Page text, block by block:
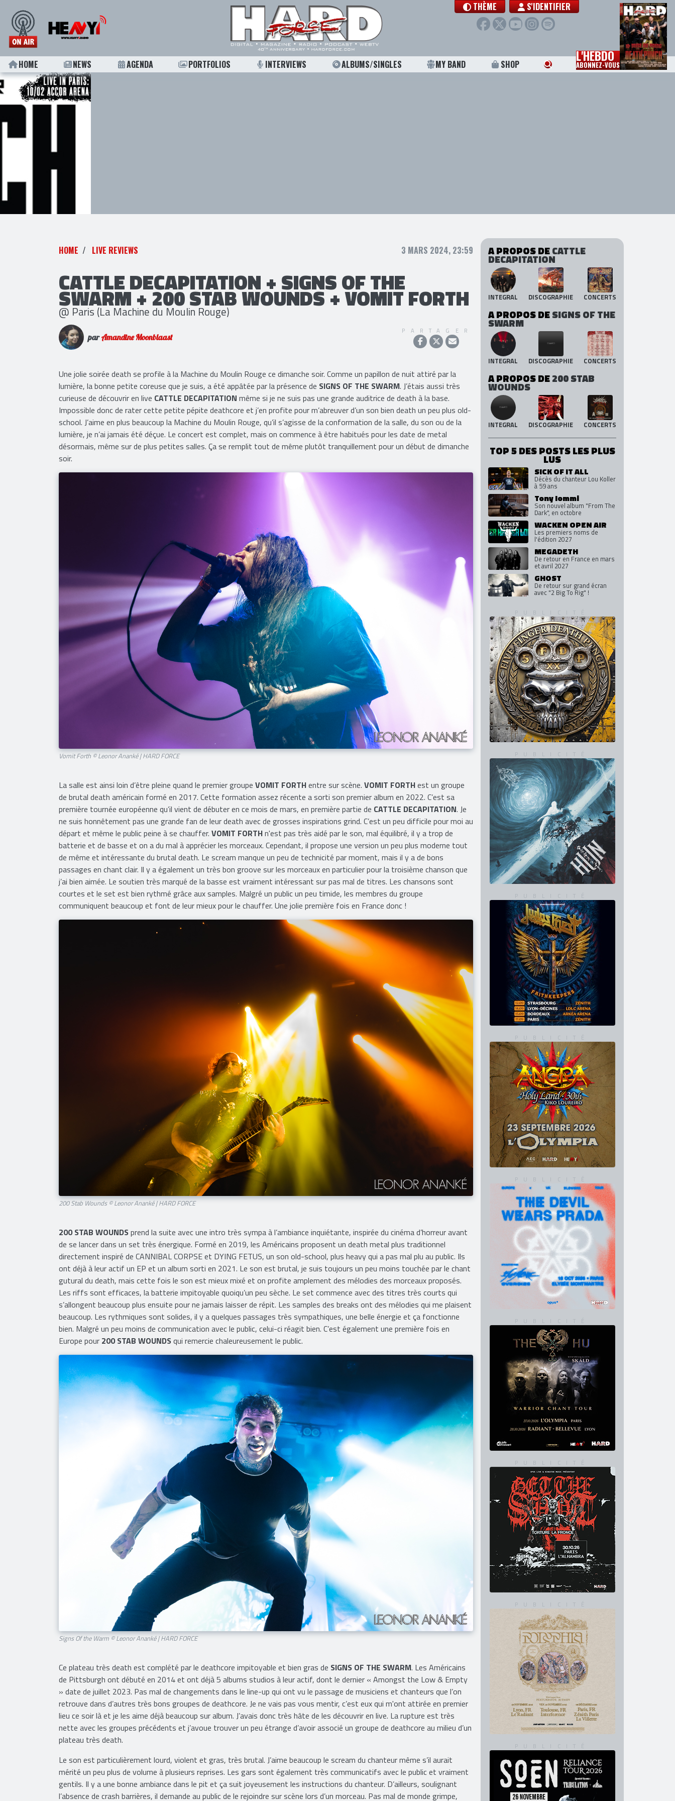
THÈME S'IDENTIFIER
HOME NEWS AGENDA PORTFOLIOS INTERVIEWS ALBUMS/SINGLES MY BAND SHOP L'HEBDO
ABONNEZ-VOUS
HOME LIVE REVIEWS 3 MARS 2024, 23:59
CATTLE DECAPITATION + SIGNS OF THE
SWARM + 200 STAB WOUNDS + VOMIT FORTH
@ Paris (La Machine du Moulin Rouge)
parAmandine Moonblaast
PARTAGER
Une jolie soirée death se profile à la Machine du Moulin Rouge ce dimanche soir. Comme un papillon de nuit attiré par la
lumière, la bonne petite coreuse que je suis, a été appâtée par la présence de SIGNS OF THE SWARM. J’étais aussi très
curieuse de découvrir en live CATTLE DECAPITATION même si je ne suis pas une grande auditrice de death à la base.
Impossible donc de rater cette petite pépite deathcore et j’en profite pour m’abreuver d’un son bien death un peu plus old-
school. J’aime en plus beaucoup la Machine du Moulin Rouge, qu’il s’agisse de la conformation de la salle, du son ou de la
lumière, je n’ai jamais été déçue. Le concert est complet, mais on commence à être habitués pour les date de metal
désormais, même sur de plus petites salles. Ça se remplit tout de même plutôt tranquillement pour un début de dimanche
soir.
Vomit Forth © Leonor Ananké | HARD FORCE
La salle est ainsi loin d’être pleine quand le premier groupe VOMIT FORTHentre sur scène. VOMIT FORTHest un groupe
de brutal death américain formé en 2017. Cette formation assez récente a sorti son premier album en 2022. C’est sa
première tournée européenne qu’il vient de débuter en ce mois de mars, en première partie de CATTLE DECAPITATION. Je
ne suis honnêtement pas une grande fan de leur death avec de grosses inspirations grind. C’est un peu difficile pour moi au
départ et même le public peine à se chauffer. VOMIT FORTHn'est pas très aidé par le son, mal équilibré, il y a trop de
batterie et de basse et on a du mal à apprécier les morceaux. Cependant, il propose une version un peu plus moderne tout
de même et intéressante du brutal death. Le scream manque un peu de technicité par moment, mais il y a de bons
passages en chant clair. Il y a également un très bon groove sur les morceaux en particulier pour la troisième chanson que
j’ai bien aimée. Le soutien très marqué de la basse est vraiment intéressant sur pas mal de titres. Les chansons sont
courtes et le set est bien rythmé grâce aux samples. Malgré un public un peu timide, les membres du groupe
communiquent beaucoup et font de leur mieux pour le chauffer. Une jolie première fois en France donc !
200 Stab Wounds © Leonor Ananké | HARD FORCE
200 STAB WOUNDSprend la suite avec une intro très sympa à l’ambiance inquiétante, inspirée du cinéma d’horreur avant
de se lancer dans un set très énergique. Formé en 2019, les Américains proposent un death metal plus traditionnel
directement inspiré de CANNIBAL CORPSE et DYING FETUS, un son old-school, plus heavy qui a pas mal plu au public. Ils
ont déjà à leur actif un EP et un album sorti en 2021. Le son est brutal, je suis toujours un peu moins touchée par le chant
gutural du death, mais cette fois le son est mieux mixé et on profite amplement des mélodies des morceaux proposés.
Les riffs sont efficaces, la batterie impitoyable quoiqu’un peu sèche. Le set commence avec des titres très courts qui
s’allongent beaucoup plus ensuite pour ne jamais laisser de répit. Les samples des breaks ont des mélodies qui me plaisent
beaucoup. Les rythmiques sont solides, il y a quelques passages très sympathiques, une belle énergie et ça fonctionne
bien. Malgré un peu moins de communication avec le public, celui-ci réagit bien. C’est également une première fois en
Europe pour 200 STAB WOUNDSqui remercie chaleureusement le public.
Signs Of the Warm © Leonor Ananké | HARD FORCE
Ce plateau très death est complété par le deathcore impitoyable et bien gras de SIGNS OF THE SWARM. Les Américains
de Pittsburgh ont débuté en 2014 et ont déjà 5 albums studios à leur actif, dont le dernier « Amongst the Low & Empty
» date de juillet 2023. Pas mal de changements dans le line-up qui ont vu le passage de musiciens et chanteurs que l’on
retrouve dans d’autres très bons groupes de deathcore. Je ne vais pas vous mentir, c’est eux qui m'ont attirée en premier
lieu ce soir là et je les aime déjà beaucoup sur album. J’avais donc très hâte de les découvrir en live. La rupture est très
nette avec les groupes précédents et j’avoue trouver un peu étrange d’avoir associé un groupe de deathcore au milieu d’un
plateau très death.
Le son est particulièrement lourd, violent et gras, très brutal. J’aime beaucoup le scream du chanteur même s’il aurait
mérité un peu plus de volume à plusieurs reprises. Les gars sont également très communicatifs avec le public et vraiment
gentils. Il y a une bonne ambiance dans le pit et ça suit joyeusement les instructions du chanteur. D’ailleurs, soulignant
l’absence de crash barrières, il demande au public de le rejoindre sur scène lors d’un morceau. Pas mal de monde grimpe,
A PROPOS DECATTLE
DECAPITATION
INTEGRAL DISCOGRAPHIE CONCERTS
A PROPOS DESIGNS OF THE
SWARM
INTEGRAL DISCOGRAPHIE CONCERTS
A PROPOS DE200 STAB
WOUNDS
INTEGRAL DISCOGRAPHIE CONCERTS
TOP 5 DES POSTS LES PLUS
LUS
SICK OF IT ALL
Décès du chanteur Lou Koller
à 59 ans
Tony Iommi
Son nouvel album "From The
Dark", en octobre
WACKEN OPEN AIR
Les premiers noms de
l'édition 2027
MEGADETH
De retour en France en mars
et avril 2027
GHOST
De retour sur grand écran
avec "2 Big To Rig" !